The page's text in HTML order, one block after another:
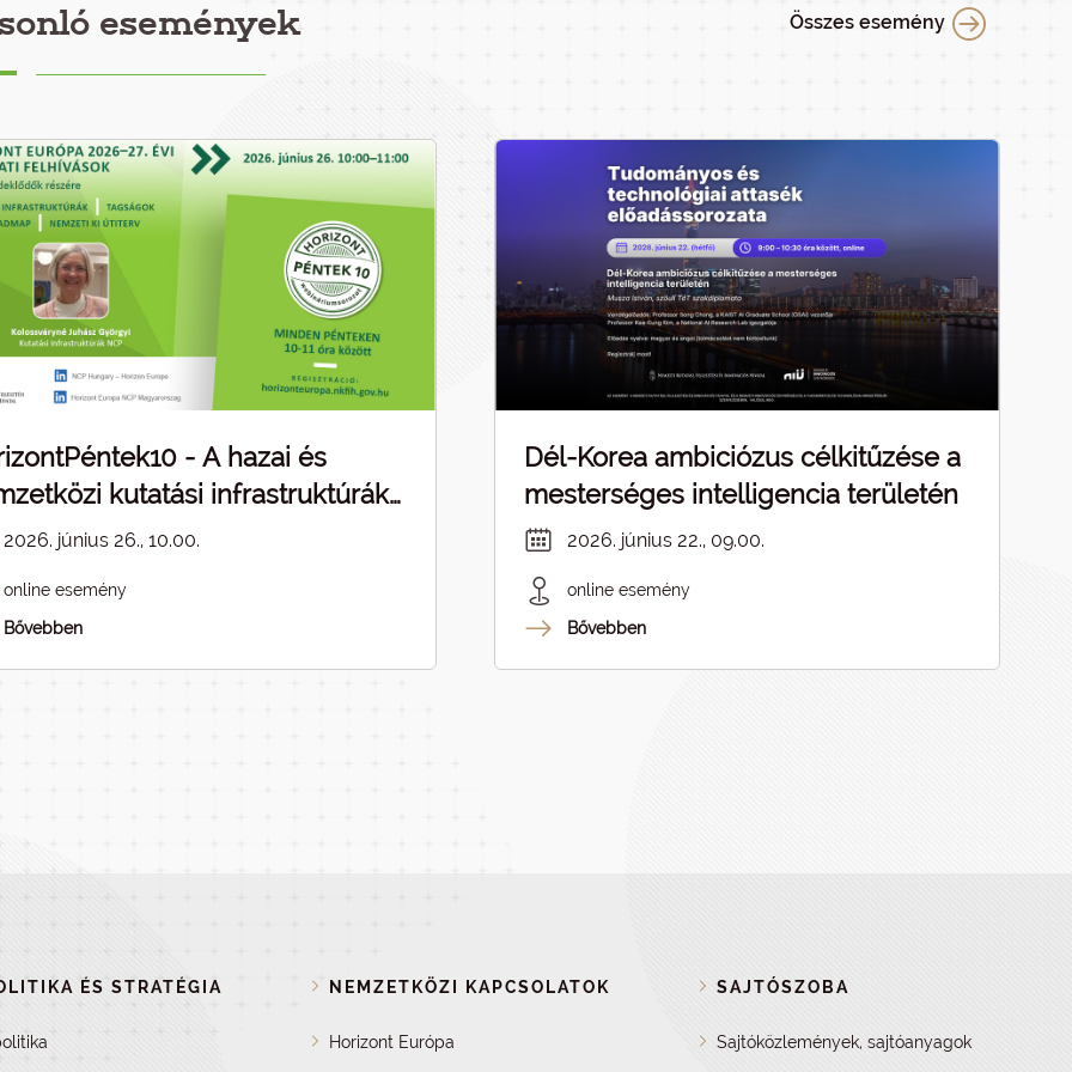
események Összes esemény
- A hazai és
kutatási infrastruktúrák
- ELMARAD
2026. június 26., 10.00.
online esemény
Bővebben
Dél-Korea ambiciózus célkitűzése a
mesterséges intelligencia területén
2026. június 22., 09.00.
online esemény
Bővebben
ÉS STRATÉGIA NEMZETKÖZI KAPCSOLATOK
Horizont Európa
SAJTÓSZOBA
Sajtóközlemények, sajtóanyagok